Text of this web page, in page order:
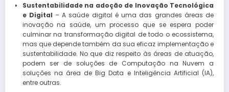
Sustentabilidade na adoção de Inovação Tecnológica
e Digital – A saúde digital é uma das grandes áreas de
inovação na saúde, um processo que se espera poder
culminar na transformação digital de todo o ecossistema,
mas que depende também da sua eficaz implementação e
sustentabilidade. No que diz respeito às áreas de atuação,
podem ser de soluções de Computação na Nuvem a
soluções na área de Big Data e Inteligência Artificial (IA),
entre outras.